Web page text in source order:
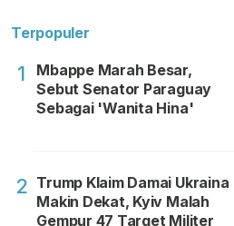
Terpopuler
1
Mbappe Marah Besar,
Sebut Senator Paraguay
Sebagai 'Wanita Hina'
2 Trump Klaim Damai Ukraina
Makin Dekat, Kyiv Malah
Gempur 47 Target Militer